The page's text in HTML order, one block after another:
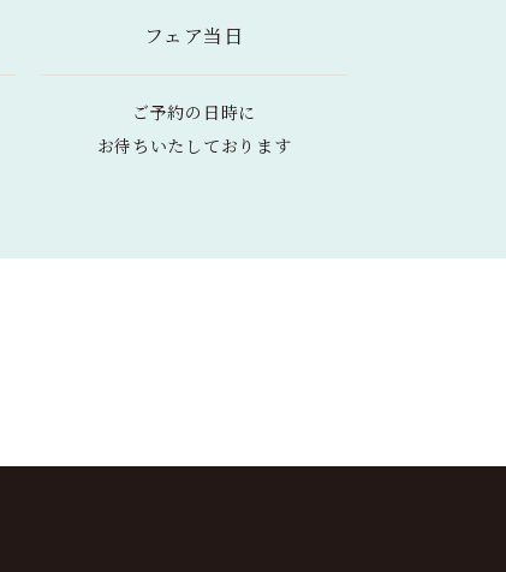
フェア当日
ご予約の日時に
お待ちいたしております